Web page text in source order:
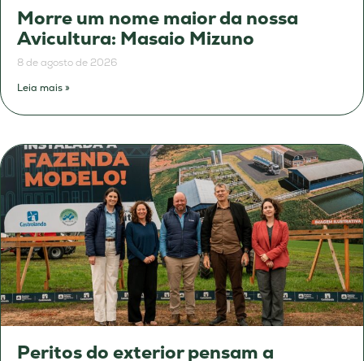
Morre um nome maior da nossa
Avicultura: Masaio Mizuno
8 de agosto de 2026
Leia mais »
Peritos do exterior pensam a